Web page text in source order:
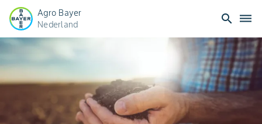
Agro Bayer
Nederland
search dehaze